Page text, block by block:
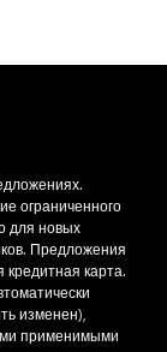
ограниченного
для новых
Предложения
кредитная карта.
изменен),
применимыми